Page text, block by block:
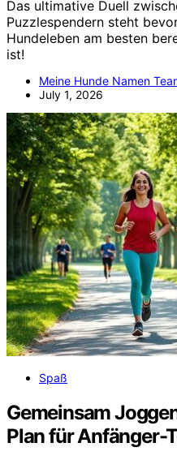
Das ultimative Duell
Puzzlespendern steht
Hundeleben am besten
ist!
Meine Hunde Namen
July 1, 2026
Spaß
Gemeinsam
Plan für Anfänger-